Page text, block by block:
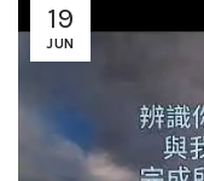
19
JUN